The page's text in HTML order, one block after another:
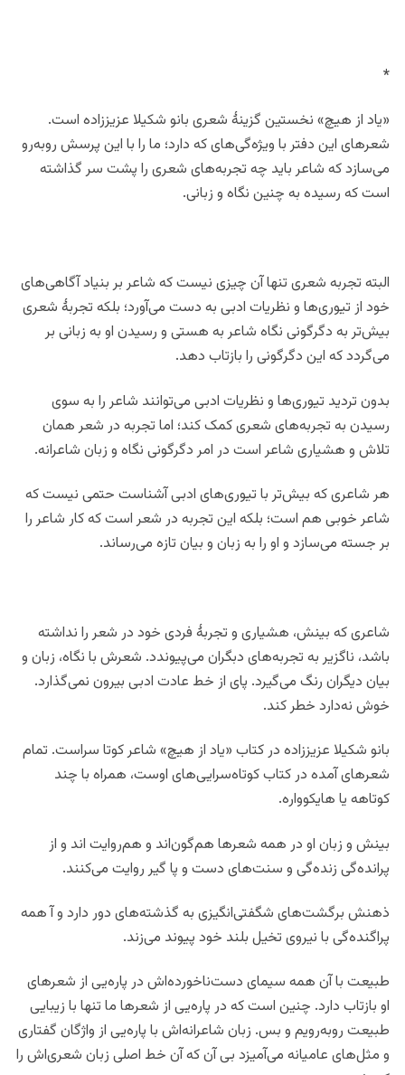
*
«یاد از هیچ» نخستین گزینۀ شعری بانو شکیلا عزیززاده است.
شعرهای این دفتر با ویژه‌گی‌های که دارد؛ ما را با این پرسش رو‌به‌رو
می‌سازد که شاعر باید چه تجربه‌های شعری را پشت سر گذاشته
است که رسیده به چنین نگاه و زبانی.
البته تجربه شعری تنها آن چیزی نیست که شاعر بر بنیاد آگاهی‌های
خود از تیوری‌ها و نظریات ادبی به دست می‌آورد؛ بلکه تجربۀ شعری
بیش‌تر به دگرگونی نگاه شاعر به هستی و رسیدن او به زبانی بر
می‌گردد که این دگرگونی را بازتاب دهد.
بدون تردید تیوری‌ها و نظریات ادبی می‌توانند شاعر را به سوی
رسیدن به تجربه‌های شعری کمک کند؛ اما تجربه در شعر همان
تلاش و هشیاری شاعر است در امر دگرگونی نگاه و زبان شاعرانه.
هر شاعری که بیش‌تر با تیوری‌های ادبی آشناست حتمی نیست که
شاعر خوبی هم است؛ بلکه این تجربه در شعر است که کار شاعر را
بر جسته می‌سازد و او را به زبان و بیان تازه می‌رساند.
شاعری که بینش، هشیاری و تجربۀ فردی خود در شعر را نداشته
باشد، ناگزیر به تجربه‌های دبگران می‌پیوندد. شعرش با نگاه، زبان و
بیان دیگران رنگ می‌گیرد. پای از خط عادت ادبی بیرون نمی‌گذارد.
خوش نه‌دارد خطر کند.
بانو شکیلا عزیززاده در کتاب «یاد از هیچ» شاعر کوتا سراست. تمام
شعرهای آمده در کتاب کوتاه‌سرایی‌های اوست، همراه با چند
کوتاهه یا هایکوواره.
بینش و زبان او در همه شعرها هم‌گون‌اند و هم‌روایت اند و از
پرانده‌گی زنده‌گی و سنت‌های دست و پا گیر روایت می‌کنند.
ذهنش برگشت‌های شگفتی‌انگیزی به گذشته‌های دور دارد و آ همه
پراگنده‌گی با نیروی تخیل بلند خود پیوند می‌زند.
طبیعت با آن همه سیمای دست‌ناخورده‌اش در پاره‌یی از شعرهای
او بازتاب دارد. چنین است که در پاره‌یی از شعرها ما تنها با زیبایی
طبیعت رو‌به‌رویم و بس. زبان شاعرانه‌اش با پاره‌یی از واژگان گفتاری
و مثل‌های عامیانه می‌آمیزد بی آن که آن خط اصلی زبان شعری‌اش را